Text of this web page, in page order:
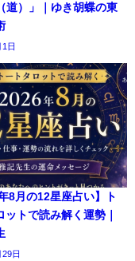
道）」｜ゆき胡蝶の東
日
8月の12星座占い】ト
ットで読み解く運勢｜
日